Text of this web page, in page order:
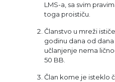
LMS-a, sa svim
toga proističu.
Članstvo u mreži
godinu dana od
učlanjenje nema
50 BB.
Član kome je isteklo